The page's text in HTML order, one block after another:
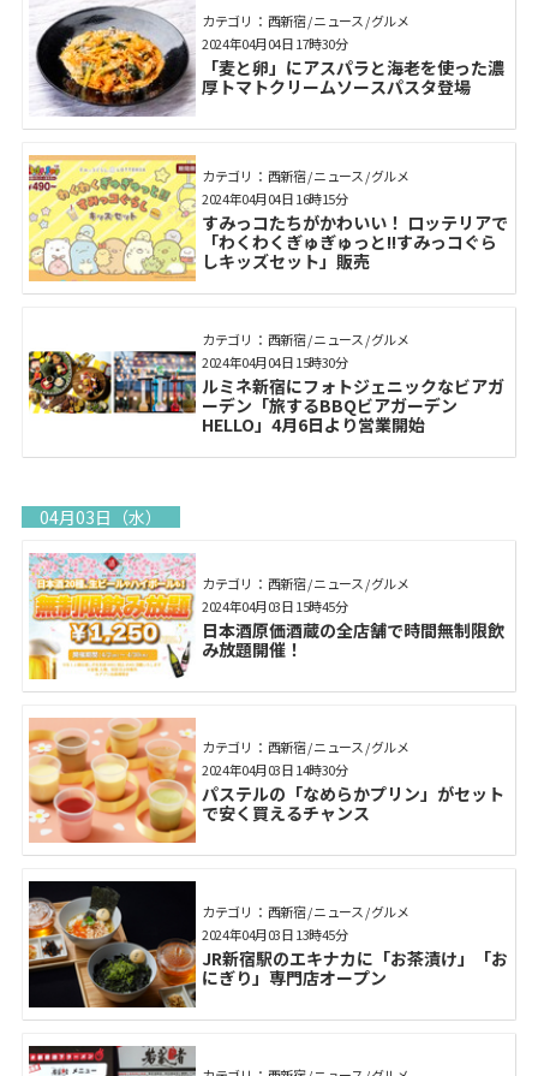
カテゴリ： 西新宿 / ニュース / グルメ
「麦と卵」にアスパラと海老を使った濃
厚トマトクリームソースパスタ登場
2024年04月04日 17時30分
カテゴリ： 西新宿 / ニュース / グルメ
すみっコたちがかわいい！ ロッテリアで
「わくわくぎゅぎゅっと!!すみっコぐら
しキッズセット」販売
2024年04月04日 16時15分
カテゴリ： 西新宿 / ニュース / グルメ
ルミネ新宿にフォトジェニックなビアガ
ーデン「旅するBBQビアガーデン
HELLO」4月6日より営業開始
2024年04月04日 15時30分
04月03日（水）
カテゴリ： 西新宿 / ニュース / グルメ
日本酒原価酒蔵の全店舗で時間無制限飲
み放題開催！
2024年04月03日 15時45分
カテゴリ： 西新宿 / ニュース / グルメ
パステルの「なめらかプリン」がセット
で安く買えるチャンス
2024年04月03日 14時30分
カテゴリ： 西新宿 / ニュース / グルメ
JR新宿駅のエキナカに「お茶漬け」「お
にぎり」専門店オープン
2024年04月03日 13時45分